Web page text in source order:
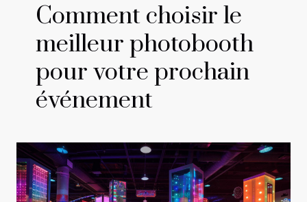
Comment choisir le
meilleur photobooth
pour votre prochain
événement